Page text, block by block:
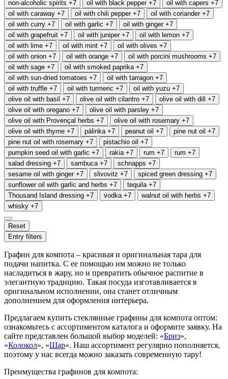
non-alcoholic spirits +7 oil with black pepper +7 oil with capers +7
oil with caraway +7 oil with chili pepper +7 oil with coriander +7
oil with curry +7 oil with garlic +7 oil with ginger +7
oil with grapefruit +7 oil with juniper +7 oil with lemon +7
oil with lime +7 oil with mint +7 oil with olives +7
oil with onion +7 oil with orange +7 oil with porcini mushrooms +7
oil with sage +7 oil with smoked paprika +7
oil with sun-dried tomatoes +7 oil with tarragon +7
oil with truffle +7 oil with turmeric +7 oil with yuzu +7
olive oil with basil +7 olive oil with cilantro +7 olive oil with dill
+7
olive oil with oregano +7 olive oil with parsley +7
olive oil with Provençal herbs +7 olive oil with rosemary +7
olive oil with thyme +7 pálinka +7 peanut oil +7 pine nut oil +7
pine nut oil with rosemary +7 pistachio oil +7
pumpkin seed oil with garlic +7 rakia +7 rum +7 rum +7
salad dressing +7 sambuca +7 schnapps +7
sesame oil with ginger +7 slivovitz +7 spiced green dressing +7
sunflower oil with garlic and herbs +7 tequila +7
Thousand Island dressing +7 vodka +7 walnut oil with herbs +7
whisky +7
Reset
Entry filters
Графин для компота – красивая и оригинальная тара для
подачи напитка. С ее помощью им можно не только
насладиться в жару, но и превратить обычное распитие в
элегантную традицию. Такая посуда изготавливается в
оригинальном исполнении, она станет отличным
дополнением для оформления интерьера.
Предлагаем купить стеклянные графины для компота оптом:
ознакомьтесь с ассортиментом каталога и оформите заявку. На
сайте представлен большой выбор моделей: «Бриз»,
«Колокол», «Шар». Наш ассортимент регулярно пополняется,
поэтому у нас всегда можно заказать современную тару!
Преимущества графинов для компота: